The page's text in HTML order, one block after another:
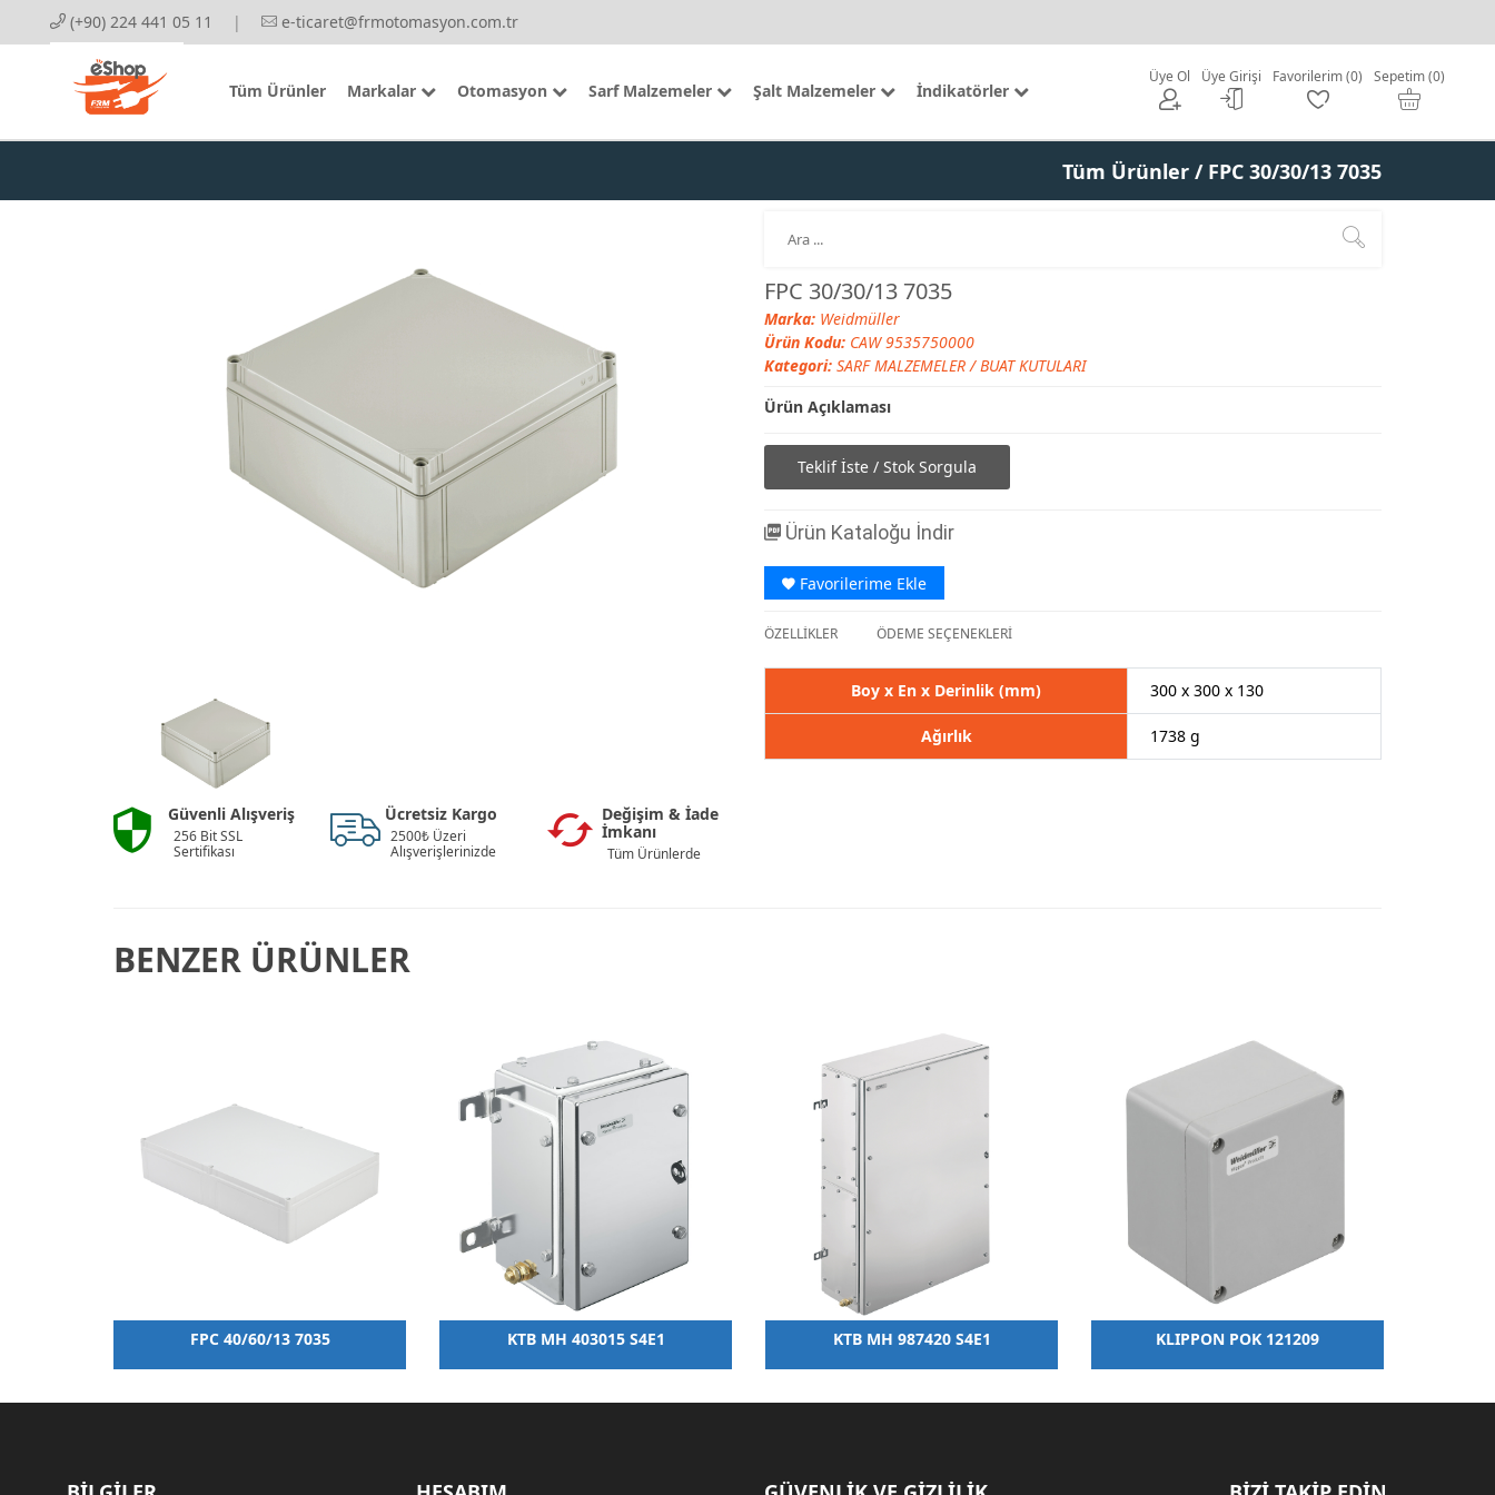
(+90) 224 441 05 11 | e-ticaret@frmotomasyon.com.tr
Tüm Ürünler Markalar Otomasyon Sarf Malzemeler Şalt Malzemeler İndikatörler
Üye Ol Üye Girişi Favorilerim (0) Sepetim (0)
Tüm Ürünler / FPC 30/30/13 7035
Güvenli Alışveriş
256 Bit SSL
Sertifikası
Ücretsiz Kargo
2500₺ Üzeri
Alışverişlerinizde
Değişim & İade
İmkanı
Tüm Ürünlerde
FPC 30/30/13 7035
Marka: Weidmüller
Ürün Kodu: CAW 9535750000
Kategori: SARF MALZEMELER /BUAT KUTULARI
Ürün Açıklaması
Teklif İste / Stok Sorgula
Ürün Kataloğu İndir
Favorilerime Ekle
ÖZELLİKLER ÖDEME SEÇENEKLERİ
Boy x En x Derinlik (mm) 300 x 300 x 130
Ağırlık 1738 g
BENZER ÜRÜNLER
FPC 40/60/13 7035 KTB MH 403015 S4E1 KTB MH 987420 S4E1 KLIPPON POK 121209